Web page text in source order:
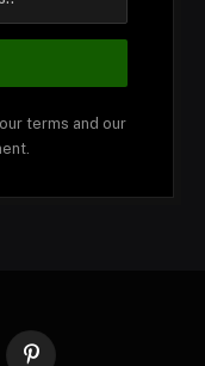
terms and our